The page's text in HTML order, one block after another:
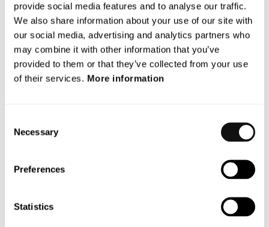
provide social media features and to analyse our traffic.
We also share information about your use of our site with
our social media, advertising and analytics partners who
may combine it with other information that you’ve
provided to them or that they’ve collected from your use
of their services. More information
Selection
Necessary
Preferences
Statistics
Nästa vecka genomförs en intervju med Waysures VD James Tidd.
För mer information kontakta:
Pär-Olof Johannesson, VD
parolof.johannesson@blincvision.com
Christina.bjornstrom@blincvision.com
OM TERRANET
mjukvara för radiobaserade sensorer samt GPS och non-GNSS
TerraNet har sitt